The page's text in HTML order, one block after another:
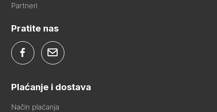
Partneri
Pratite nas
Plaćanje i dostava
Način plaćanja